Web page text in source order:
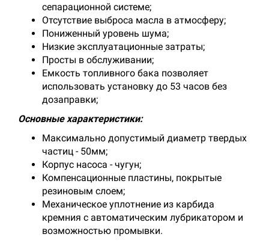
сепарационной системе;
Отсутствие выброса масла в атмосферу;
Пониженный уровень шума;
Низкие эксплуатационные затраты;
Просты в обслуживании;
Емкость топливного бака позволяет
использовать установку до 53 часов без
дозаправки;
Основные характеристики:
Максимально допустимый диаметр твердых
частиц - 50мм;
Корпус насоса - чугун;
Компенсационные пластины, покрытые
резиновым слоем;
Механическое уплотнение из карбида
кремния с автоматическим лубрикатором и
возможностью промывки.